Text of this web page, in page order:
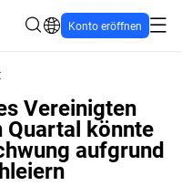
Konto eröffnen
Vereinigten
Quartal könnte
aufgrund